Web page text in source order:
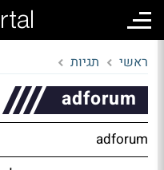
ראשי תגיות
adforum
adforum